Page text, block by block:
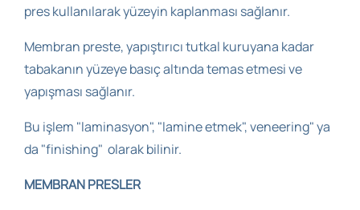
pres kullanılarak yüzeyin kaplanması sağlanır.
Membran preste, yapıştırıcı tutkal kuruyana kadar
tabakanın yüzeye basıç altında temas etmesi ve
yapışması sağlanır.
Bu işlem "laminasyon", "lamine etmek", veneering" ya
da "finishing" olarak bilinir.
MEMBRAN PRESLER